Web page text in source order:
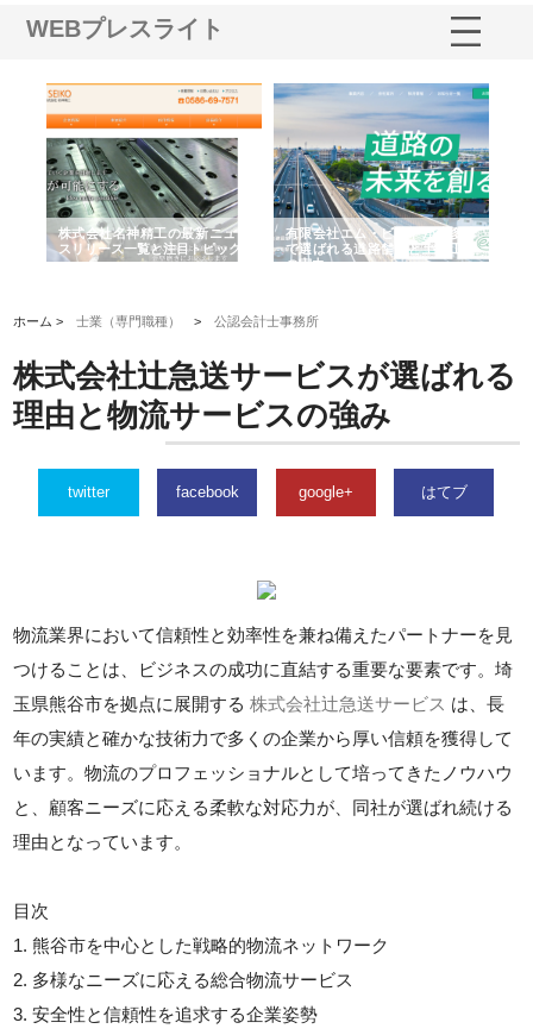
WEBプレスライト
株式会社名神精工の最新ニュー
スリリース一覧と注目トピック
有限会社エム・ビルドが南多摩
で選ばれる道路舗装と土木工事
の実力
ホーム >士業（専門職種） >公認会計士事務所
株式会社辻急送サービスが選ばれる
理由と物流サービスの強み
twitter facebook google+ はてブ
物流業界において信頼性と効率性を兼ね備えたパートナーを見
つけることは、ビジネスの成功に直結する重要な要素です。埼
玉県熊谷市を拠点に展開する株式会社辻急送サービス は、長
年の実績と確かな技術力で多くの企業から厚い信頼を獲得して
います。物流のプロフェッショナルとして培ってきたノウハウ
と、顧客ニーズに応える柔軟な対応力が、同社が選ばれ続ける
理由となっています。
目次
1. 熊谷市を中心とした戦略的物流ネットワーク
2. 多様なニーズに応える総合物流サービス
3. 安全性と信頼性を追求する企業姿勢